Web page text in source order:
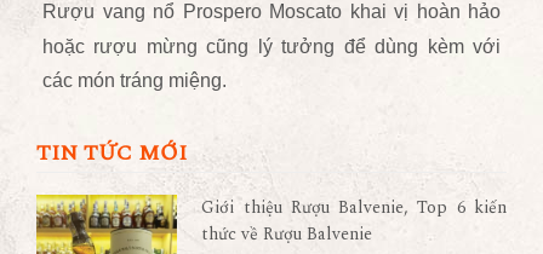
Rượu vang nổ Prospero Moscato khai vị hoàn hảo
hoặc rượu mừng cũng lý tưởng để dùng kèm với
các món tráng miệng.
TIN TỨC MỚI
Giới thiệu Rượu Balvenie, Top 6 kiến
thức về Rượu Balvenie